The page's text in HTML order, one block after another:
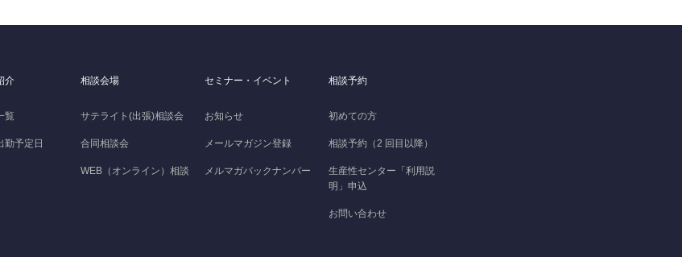
介
覧
勤予定日
相談会場
サテライト(出張)相談会
合同相談会
WEB（オンライン）相談
セミナー・イベント
お知らせ
メールマガジン登録
メルマガバックナンバー
相談予約
初めての方
相談予約（2 回目以降）
生産性センター「利用説
明」申込
お問い合わせ